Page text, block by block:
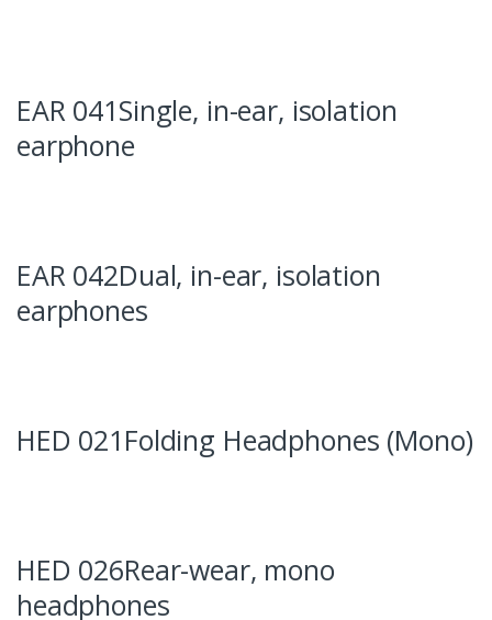
EAR 041Single, in-ear, isolation
earphone
EAR 042Dual, in-ear, isolation
earphones
HED 021Folding Headphones (Mono)
HED 026Rear-wear, mono
headphones